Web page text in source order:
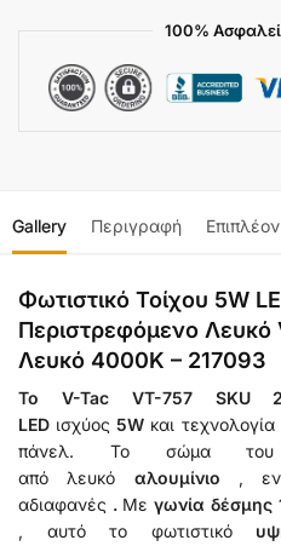
100%
Gallery Περιγραφή
Φωτιστικό Τοίχου 5W
Περιστρεφόμενο Λευκό
Λευκό 4000K – 217093
Το V-Tac VT-757 SKU
LED ισχύος5W και τεχνολογία
πάνελ. Το σώμα του
από λευκό αλουμίνιο ,
αδιαφανές . Μεγωνία δέσμης
, αυτό το φωτιστικό